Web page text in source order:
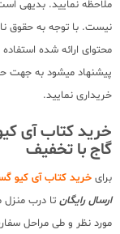
نیست. با توجه به حقوق
محتوای ارائه شده
پیشنهاد میشود به جهت
خریداری نمایید.
خرید کتاب آی
گاج با تخفیف
برای خرید کتاب آی کیو
ارسال رایگان تا درب
مورد نظر و طی مراحل